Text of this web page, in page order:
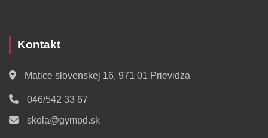
Kontakt
Matice slovenskej 16, 971 01 Prievidza
046/542 33 67
skola@gympd.sk